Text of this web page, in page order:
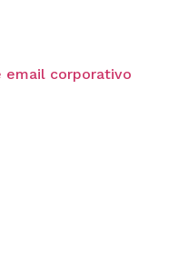
empresariais
Para você ter